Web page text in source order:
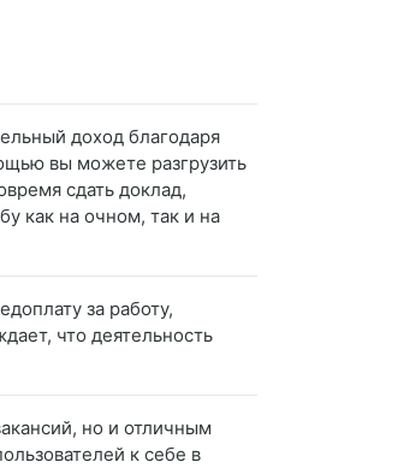
доход благодаря
вы можете разгрузить
сдать доклад,
как на очном, так и на
за работу,
что деятельность
но и отличным
к себе в